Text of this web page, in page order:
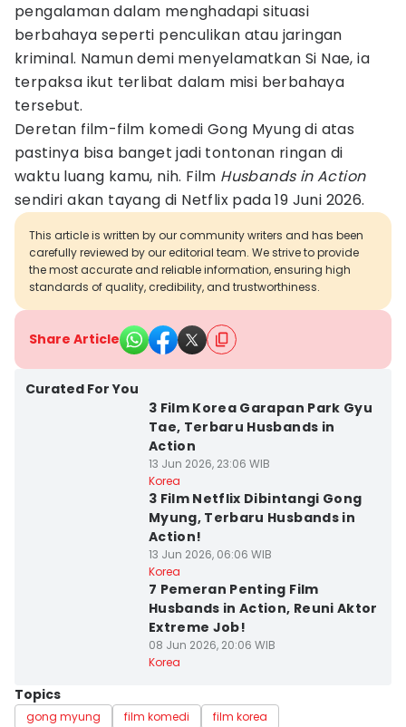
pengalaman dalam menghadapi situasi
berbahaya seperti penculikan atau jaringan
kriminal. Namun demi menyelamatkan Si Nae, ia
terpaksa ikut terlibat dalam misi berbahaya
tersebut.
Deretan film-film komedi Gong Myung di atas
pastinya bisa banget jadi tontonan ringan di
waktu luang kamu, nih. Film Husbands in Action
sendiri akan tayang di Netflix pada 19 Juni 2026.
This article is written by our community writers and has been
carefully reviewed by our editorial team. We strive to provide
the most accurate and reliable information, ensuring high
standards of quality, credibility, and trustworthiness.
Share Article
Curated For You
3 Film Korea Garapan Park Gyu
Tae, Terbaru Husbands in
Action
13 Jun 2026, 23:06 WIB
Korea
3 Film Netflix Dibintangi Gong
Myung, Terbaru Husbands in
Action!
13 Jun 2026, 06:06 WIB
Korea
7 Pemeran Penting Film
Husbands in Action, Reuni Aktor
Extreme Job!
08 Jun 2026, 20:06 WIB
Korea
Topics
gong myung film komedi
film korea